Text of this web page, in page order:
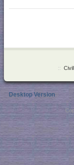
::
Desktop Version